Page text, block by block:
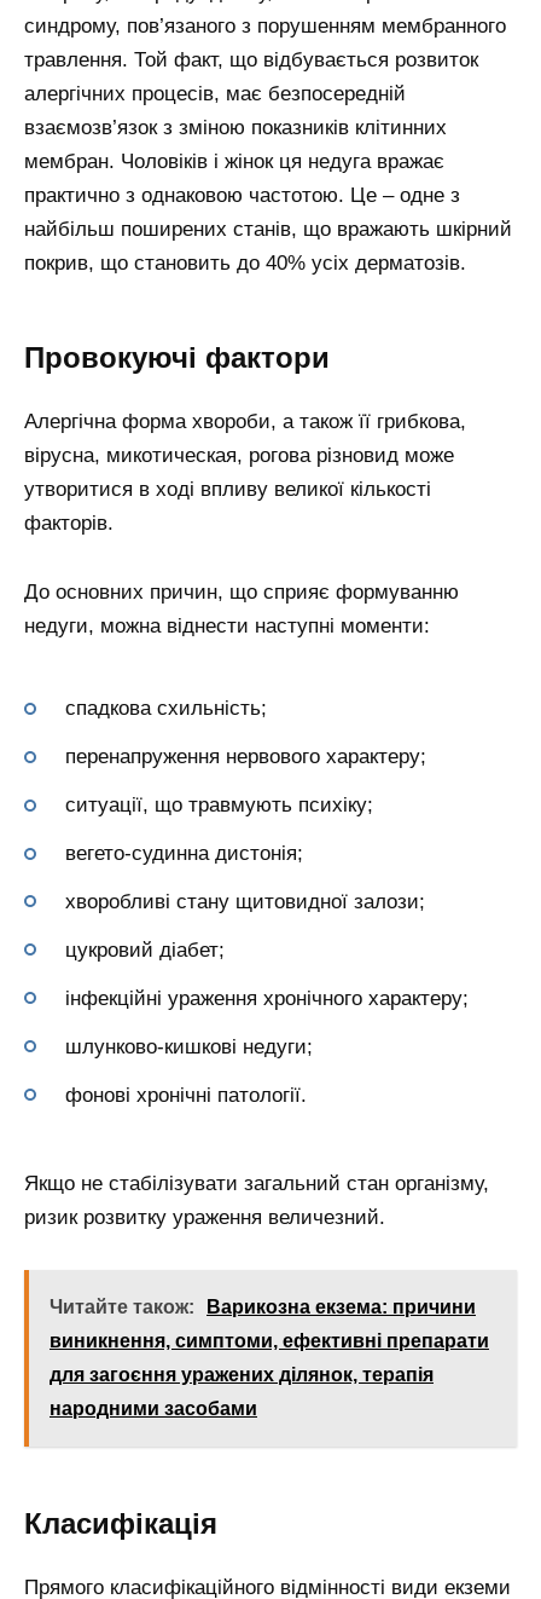
синдрому, пов’язаного з порушенням мембранного
травлення. Той факт, що відбувається розвиток
алергічних процесів, має безпосередній
взаємозв’язок з зміною показників клітинних
мембран. Чоловіків і жінок ця недуга вражає
практично з однаковою частотою. Це – одне з
найбільш поширених станів, що вражають шкірний
покрив, що становить до 40% усіх дерматозів.
Провокуючі фактори
Алергічна форма хвороби, а також її грибкова,
вірусна, микотическая, рогова різновид може
утворитися в ході впливу великої кількості
факторів.
До основних причин, що сприяє формуванню
недуги, можна віднести наступні моменти:
спадкова схильність;
перенапруження нервового характеру;
ситуації, що травмують психіку;
вегето-судинна дистонія;
хворобливі стану щитовидної залози;
цукровий діабет;
інфекційні ураження хронічного характеру;
шлунково-кишкові недуги;
фонові хронічні патології.
Якщо не стабілізувати загальний стан організму,
ризик розвитку ураження величезний.
Читайте також:
Варикозна екзема: причини
виникнення, симптоми, ефективні препарати
для загоєння уражених ділянок, терапія
народними засобами
Класифікація
Прямого класифікаційного відмінності види екземи